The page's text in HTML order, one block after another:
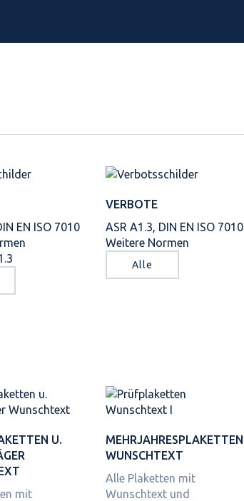
EN ISO 7010
VERBOTE
ASR A1.3, DIN EN ISO 7010
Weitere Normen
Alle
U.
mit
MEHRJAHRES­PLAKETTEN
WUNSCHTEXT
Alle Plaketten mit
Wunschtext und